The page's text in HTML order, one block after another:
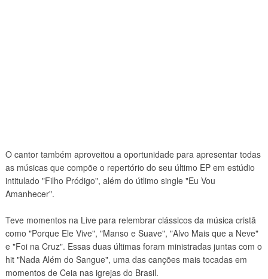
O cantor também aproveitou a oportunidade para apresentar todas
as músicas que compõe o repertório do seu último EP em estúdio
intitulado "Filho Pródigo", além do útlimo single "Eu Vou
Amanhecer".
Teve momentos na Live para relembrar clássicos da música cristã
como "Porque Ele Vive", "Manso e Suave", "Alvo Mais que a Neve"
e "Foi na Cruz". Essas duas últimas foram ministradas juntas com o
hit "Nada Além do Sangue", uma das canções mais tocadas em
momentos de Ceia nas igrejas do Brasil.